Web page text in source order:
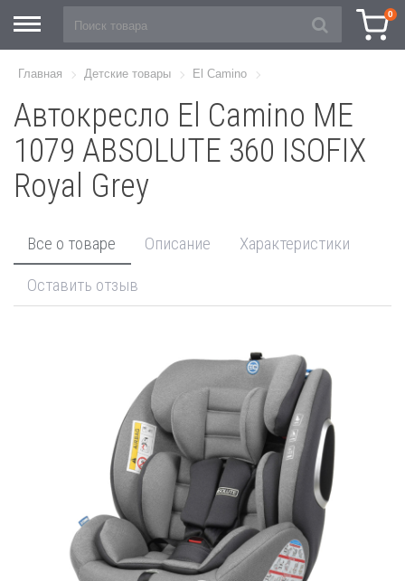
0
Главная Детские товары El Camino
Автокресло El Camino ME
1079 ABSOLUTE 360 ISOFIX
Royal Grey
Все о товаре Описание
Характеристики
Оставить отзыв